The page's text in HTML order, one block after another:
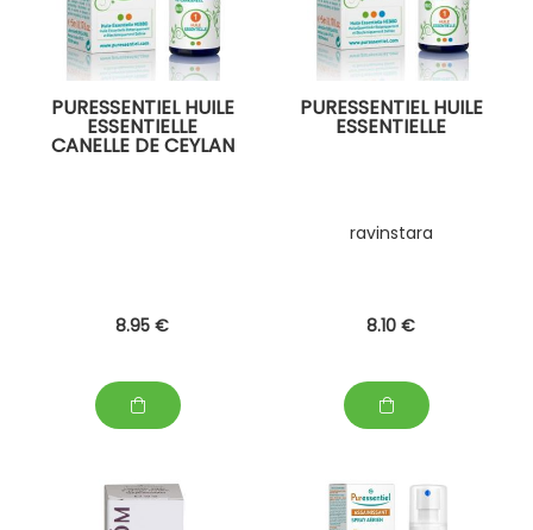
PURESSENTIEL HUILE
ESSENTIELLE
CANELLE DE CEYLAN
8.95 €
PURESSENTIEL HUILE
ESSENTIELLE
ravinstara
8.10 €